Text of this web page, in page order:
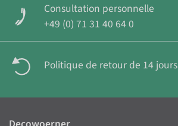
Consultation personnelle
+49 (0) 71 31 40 64 0
Politique de retour de 14 jours